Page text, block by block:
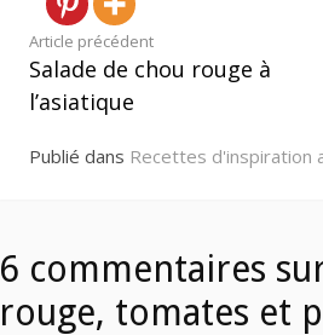
Lire
la
Article précédent
Salade de chou rouge à
l’asiatique
Publié dans Recettes d'inspiration
6 commentaires
rouge, tomates et